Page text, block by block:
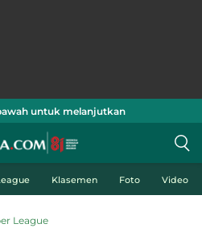
untuk melanjutkan
Klasemen Foto Video
League